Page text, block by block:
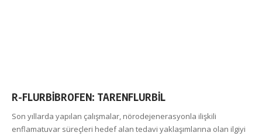
R-FLURBİBROFEN: TARENFLURBİL
Son yıllarda yapılan çalışmalar, nörodejenerasyonla ilişkili
enflamatuvar süreçleri hedef alan tedavi yaklaşımlarına olan ilgiyi